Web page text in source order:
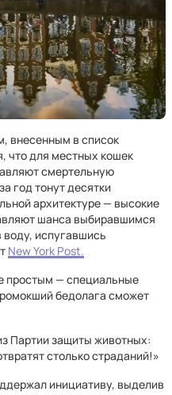
внесенным в список
что для местных кошек
смертельную
год тонут десятки
архитектуре — высокие
шанса выбиравшимся
испугавшись
New York Post.
простым — специальные
бедолага сможет
Партии защиты животных:
столько страданий!»
инициативу, выделив